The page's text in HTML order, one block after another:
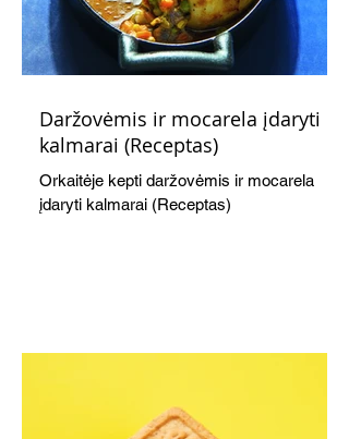
Daržovėmis ir mocarela įdaryti
kalmarai (Receptas)
Orkaitėje kepti daržovėmis ir mocarela
įdaryti kalmarai (Receptas)